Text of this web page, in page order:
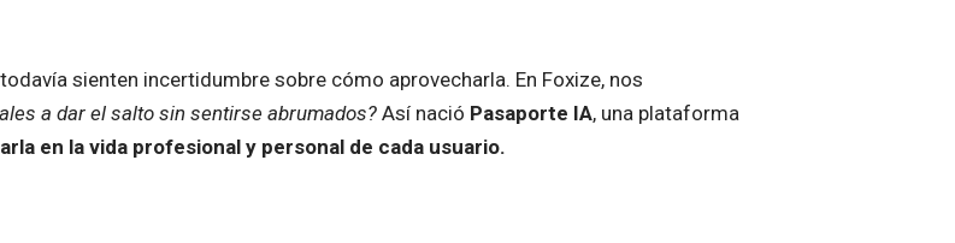
sienten incertidumbre sobre cómo aprovecharla. En Foxize, nos
a dar el salto sin sentirse abrumados?Así nació Pasaporte IA, una plataforma
en la vida profesional y personal de cada usuario.